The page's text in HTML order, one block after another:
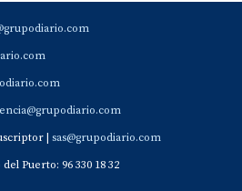
| sas@grupodiario.com
Puerto: 96 330 18 32